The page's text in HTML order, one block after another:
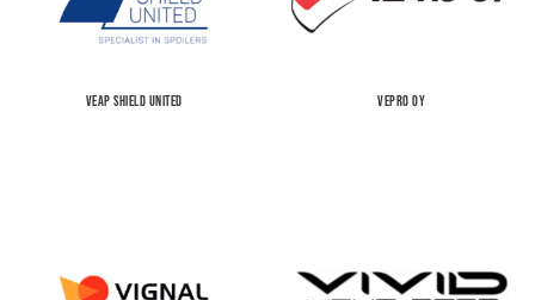
VEAP SHIELD UNITED VEPRO OY